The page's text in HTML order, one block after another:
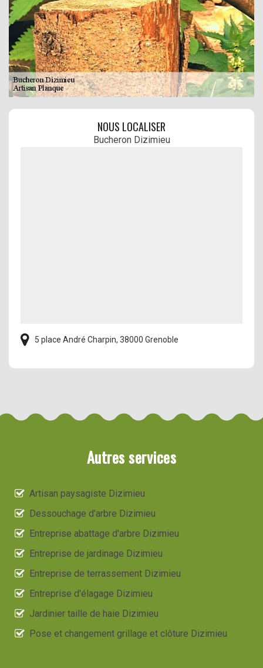
NOUS LOCALISER
Bucheron Dizimieu
5 place André Charpin, 38000 Grenoble
Autres services
Artisan paysagiste Dizimieu
Dessouchage d'arbre Dizimieu
Entreprise abattage d'arbre Dizimieu
Entreprise de jardinage Dizimieu
Entreprise de terrassement Dizimieu
Entreprise d'élagage Dizimieu
Jardinier taille de haie Dizimieu
Pose et changement grillage et clôture Dizimieu